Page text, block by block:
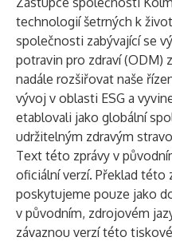
technologií šetrných k
společnosti zabývající se
potravin pro zdraví (ODM)
nadále rozšiřovat naše
vývoj v oblasti ESG a
etablovali jako globální
udržitelným zdravým
Text této zprávy v
oficiální verzí. Překlad této
poskytujeme pouze jako
v původním, zdrojovém
závaznou verzí této